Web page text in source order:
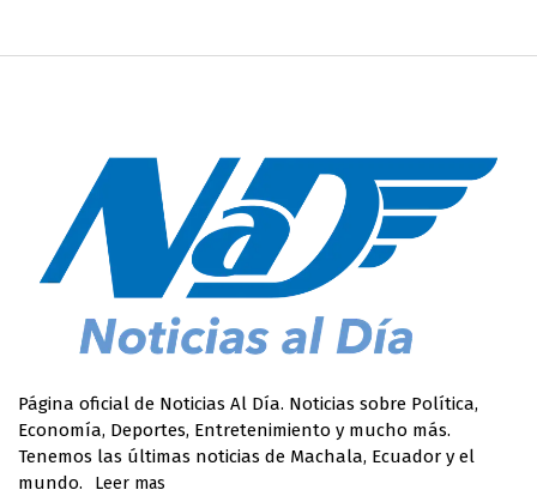
Página oficial de Noticias Al Día. Noticias sobre Política,
Economía, Deportes, Entretenimiento y mucho más.
Tenemos las últimas noticias de Machala, Ecuador y el
mundo.
Leer mas